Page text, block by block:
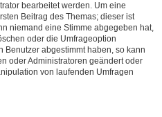
bearbeitet werden. Um eine
Beitrag des Themas; dieser ist
niemand eine Stimme abgegeben hat,
oder die Umfrageoption
abgestimmt haben, so kann
oder Administratoren geändert oder
von laufenden Umfragen